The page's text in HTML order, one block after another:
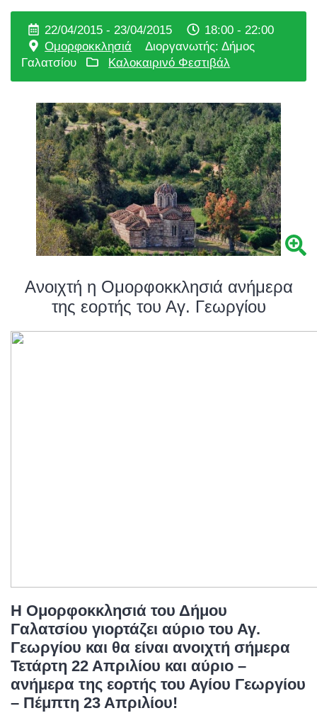
22/04/2015 - 23/04/2015
18:00 - 22:00
Ομορφοκκλησιά
Διοργανωτής: Δήμος
Γαλατσίου
Καλοκαιρινό Φεστιβάλ
Ανοιχτή η Ομορφοκκλησιά ανήμερα
της εορτής του Αγ. Γεωργίου
Η Ομορφοκκλησιά του Δήμου
Γαλατσίου γιορτάζει αύριο του Αγ.
Γεωργίου και θα είναι ανοιχτή σήμερα
Τετάρτη 22 Απριλίου και αύριο –
ανήμερα της εορτής του Αγίου Γεωργίου
– Πέμπτη 23 Απριλίου!